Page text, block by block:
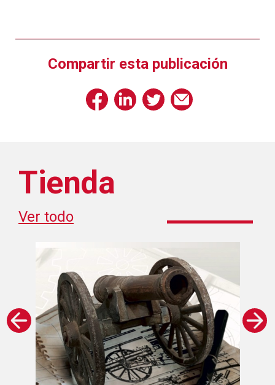
Compartir esta publicación
Tienda
Ver todo